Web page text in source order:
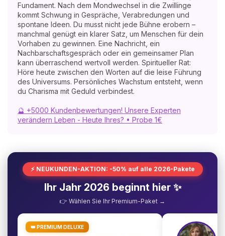
Fundament. Nach dem Mondwechsel in die Zwillinge
kommt Schwung in Gespräche, Verabredungen und
spontane Ideen. Du musst nicht jede Bühne erobern –
manchmal genügt ein klarer Satz, um Menschen für dein
Vorhaben zu gewinnen. Eine Nachricht, ein
Nachbarschaftsgespräch oder ein gemeinsamer Plan
kann überraschend wertvoll werden. Spiritueller Rat:
Höre heute zwischen den Worten auf die leise Führung
des Universums. Persönliches Wachstum entsteht, wenn
du Charisma mit Geduld verbindest.
🔮 +5000 Kundenbewertungen! Unsere Experten
verändern Leben - Heute Ihres? • Probe 1€
⚡ NEUKUNDEN-AKTION: -50% auf alle 2026-Pakete
Ihr Jahr 2026 beginnt hier ✨
👉 Wählen Sie Ihr Premium-Paket →
👑 PREMIUM DELUXE